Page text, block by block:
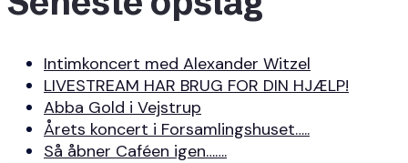
Intimkoncert med Alexander Witzel
LIVESTREAM HAR BRUG FOR DIN HJÆLP!
Abba Gold i Vejstrup
Årets koncert i Forsamlingshuset…..
Så åbner Caféen igen…….